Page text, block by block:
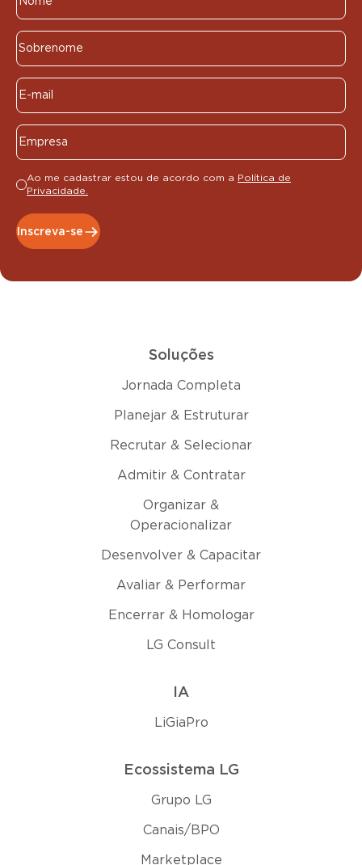
Ao me cadastrar estou de acordo com a Política de
Privacidade.
Inscreva-se
Soluções
Jornada Completa
Planejar & Estruturar
Recrutar & Selecionar
Admitir & Contratar
Organizar &
Operacionalizar
Desenvolver & Capacitar
Avaliar & Performar
Encerrar & Homologar
LG Consult
IA
LiGiaPro
Ecossistema LG
Grupo LG
Canais/BPO
Marketplace